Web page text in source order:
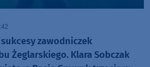
zawodniczek
Żeglarskiego. Klara Sobczak